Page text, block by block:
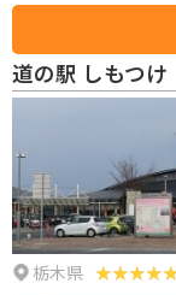
は、品質の良さで知ら
産の米や味噌、醤油などの加
いるレストランでは、
ます。 バイクで訪れる場合、道の駅には広々とした駐車場が完備されている
ので安心です。周辺に
を感じられる「二宮尊
駅 にのみやを拠点に、
か。
道の駅 しもつけ
栃木県